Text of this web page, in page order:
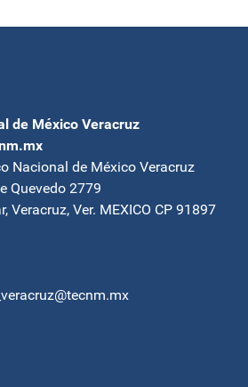
de México Veracruz
Nacional de México Veracruz
Quevedo 2779
Veracruz, Ver. MEXICO CP 91897